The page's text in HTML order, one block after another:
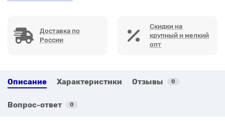
Доставка по
России
Скидки на
крупный и мелкий
опт
Описание Характеристики Отзывы 0
Вопрос-ответ 0